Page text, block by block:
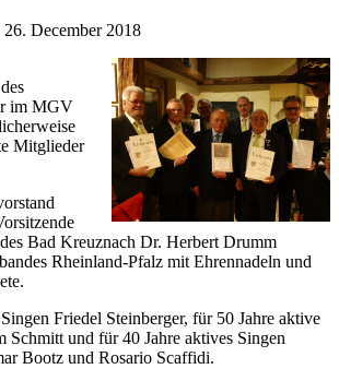
December 2018
im MGV
Mitglieder
Bad Kreuznach Dr. Herbert Drumm
Rheinland-Pfalz mit Ehrennadeln und
Friedel Steinberger, für 50 Jahre aktive
Schmitt und für 40 Jahre aktives Singen
Bootz und Rosario Scaffidi.